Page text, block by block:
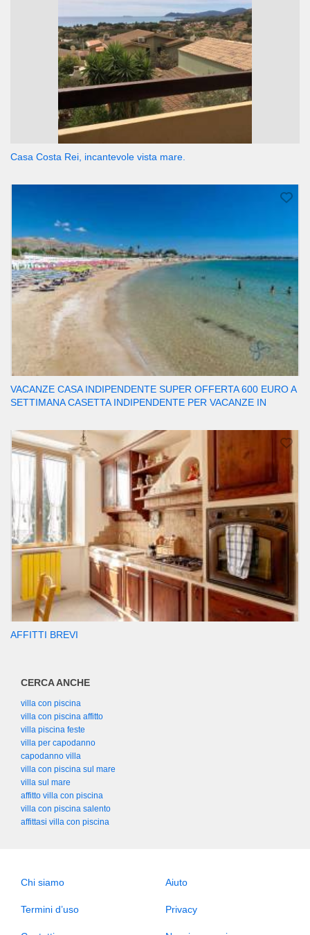
Casa Costa Rei, incantevole vista mare.
VACANZE CASA INDIPENDENTE SUPER OFFERTA 600 EURO A
SETTIMANA CASETTA INDIPENDENTE PER VACANZE IN
AFFITTI BREVI
CERCA ANCHE
villa con piscina
villa con piscina affitto
villa piscina feste
villa per capodanno
capodanno villa
villa con piscina sul mare
villa sul mare
affitto villa con piscina
villa con piscina salento
affittasi villa con piscina
Chi siamo Aiuto
Termini d’uso Privacy